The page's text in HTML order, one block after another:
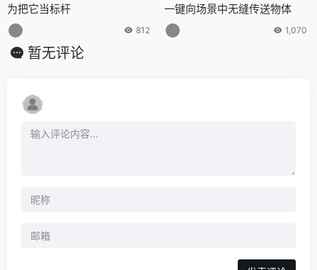
为把它当标杆
812
一键向场景中无缝传送物体
1,070
暂无评论